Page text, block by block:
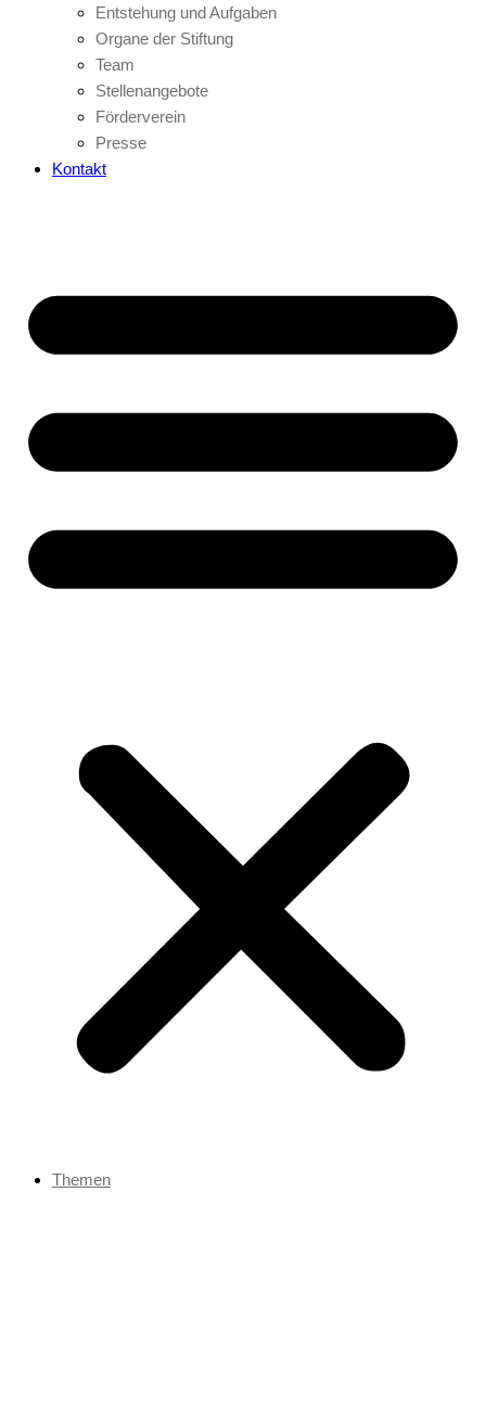
Entstehung und Aufgaben
Organe der Stiftung
Team
Stellenangebote
Förderverein
Presse
Kontakt
Themen